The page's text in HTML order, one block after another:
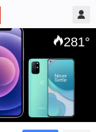
281°
2021/4/25